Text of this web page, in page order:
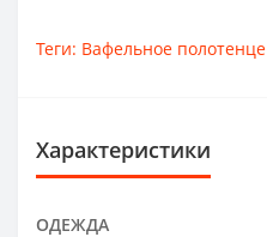
Теги: Вафельное полотенце
Характеристики
ОДЕЖДА